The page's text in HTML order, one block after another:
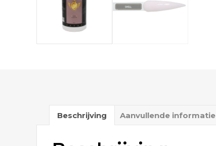
Beschrijving Aanvullende informatie